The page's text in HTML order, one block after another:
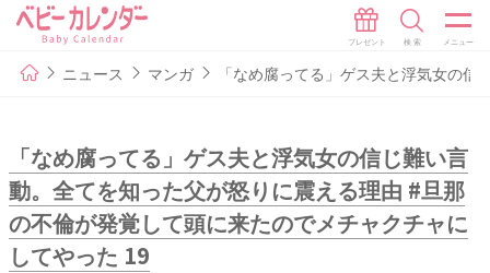
ニュース マンガ 「なめ腐ってる」ゲス夫と浮気女の
「なめ腐ってる」ゲス夫と浮気女の信じ難い言
動。全てを知った父が怒りに震える理由 #旦那
の不倫が発覚して頭に来たのでメチャクチャに
してやった 19